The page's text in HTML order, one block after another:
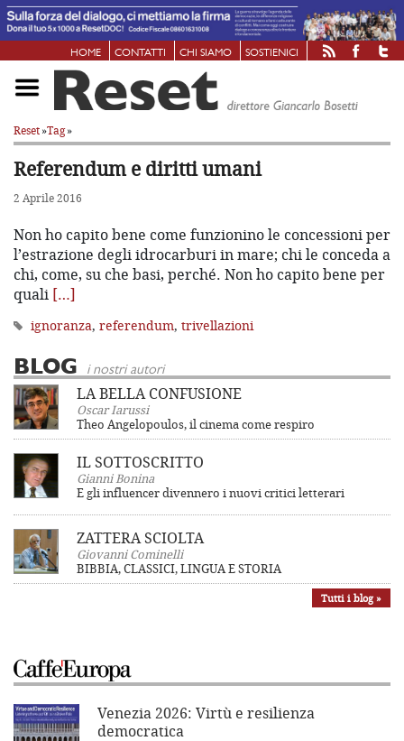
HOME CONTATTI CHI SIAMO SOSTIENICI
Reset»Tag»
Referendum e diritti umani
2 Aprile 2016
Non ho capito bene come funzionino le concessioni per
l’estrazione degli idrocarburi in mare; chi le conceda a
chi, come, su che basi, perché. Non ho capito bene per
quali […]
ignoranza, referendum, trivellazioni
BLOG i nostri autori
LA BELLA CONFUSIONE
Oscar Iarussi
Theo Angelopoulos, il cinema come respiro
IL SOTTOSCRITTO
Gianni Bonina
E gli influencer divennero i nuovi critici letterari
ZATTERA SCIOLTA
Giovanni Cominelli
BIBBIA, CLASSICI, LINGUA E STORIA
Tutti i blog »
Venezia 2026: Virtù e resilienza
democratica